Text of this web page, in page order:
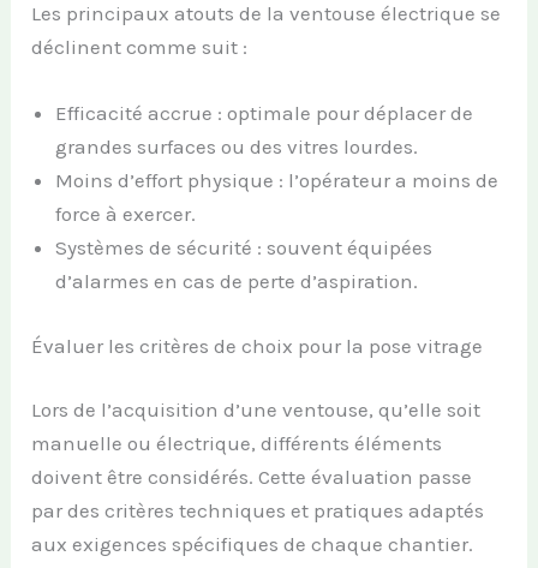
Les principaux atouts de la ventouse électrique se
déclinent comme suit :
Efficacité accrue : optimale pour déplacer de
grandes surfaces ou des vitres lourdes.
Moins d’effort physique : l’opérateur a moins de
force à exercer.
Systèmes de sécurité : souvent équipées
d’alarmes en cas de perte d’aspiration.
Évaluer les critères de choix pour la pose vitrage
Lors de l’acquisition d’une ventouse, qu’elle soit
manuelle ou électrique, différents éléments
doivent être considérés. Cette évaluation passe
par des critères techniques et pratiques adaptés
aux exigences spécifiques de chaque chantier.